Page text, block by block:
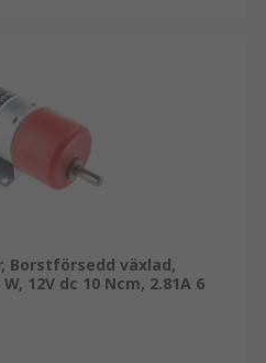
Borstförsedd växlad,
12V dc 10 Ncm, 2.81A 6